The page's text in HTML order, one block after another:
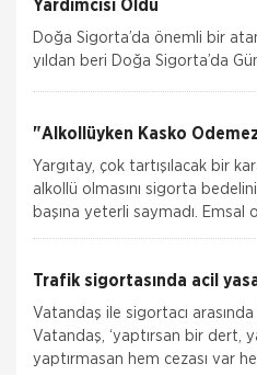
Yardımcısı Oldu
Doğa Sigorta’da önemli bir
yıldan beri Doğa Sigorta’da
"Alkollüyken Kasko
Yargıtay, çok tartışılacak bir
alkollü olmasını sigorta
başına yeterli saymadı. Emsal o
Trafik sigortasında acil
Vatandaş ile sigortacı
Vatandaş, ‘yaptırsan bir dert,
yaptırmasan hem cezası var